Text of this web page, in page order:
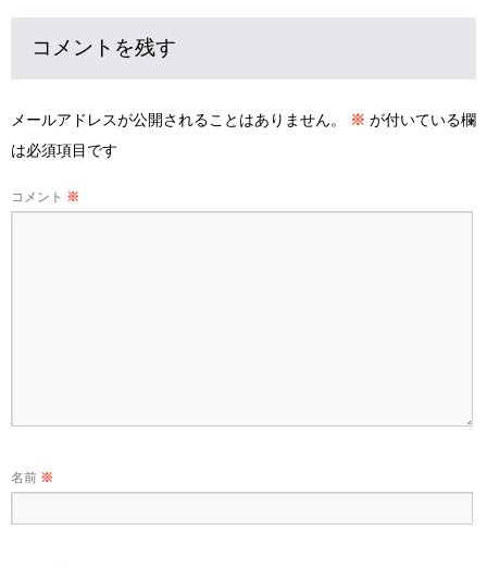
コメントを残す
メールアドレスが公開されることはありません。 ※ が付いている欄
は必須項目です
コメント ※
名前 ※